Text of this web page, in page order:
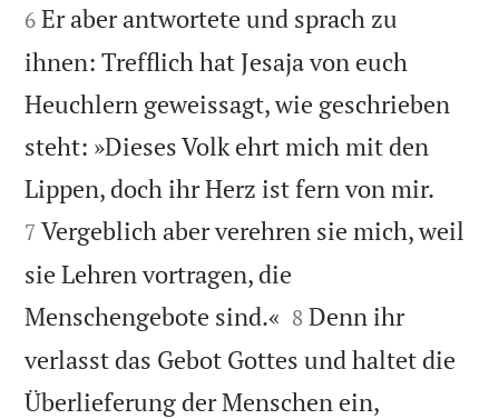
6 Er aber antwortete und sprach zu
ihnen: Trefflich hat Jesaja von euch
Heuchlern geweissagt, wie geschrieben
steht: »Dieses Volk ehrt mich mit den
Lippen, doch ihr Herz ist fern von mir.
7 Vergeblich aber verehren sie mich, weil
sie Lehren vortragen, die
Menschengebote sind.« 

8 Denn ihr
verlasst das Gebot Gottes und haltet die
Überlieferung der Menschen ein,